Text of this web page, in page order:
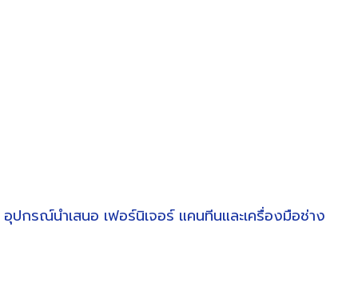
อุปกรณ์นำเสนอ เฟอร์นิเจอร์ แคนทีนและเครื่องมือช่าง